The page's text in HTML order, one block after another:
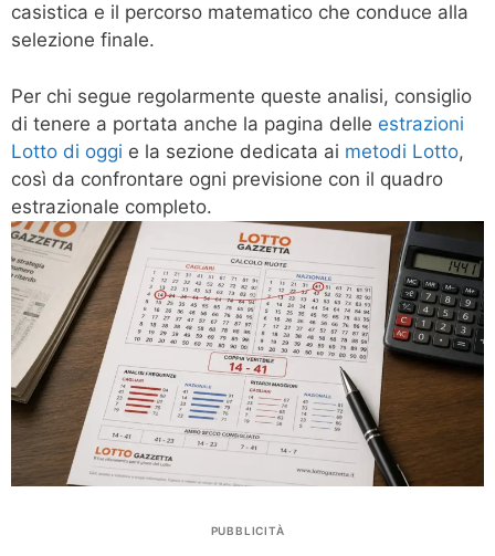
casistica e il percorso matematico che conduce alla
selezione finale.
Per chi segue regolarmente queste analisi, consiglio
di tenere a portata anche la pagina delle estrazioni
Lotto di oggi e la sezione dedicata ai metodi Lotto,
così da confrontare ogni previsione con il quadro
estrazionale completo.
PUBBLICITÀ